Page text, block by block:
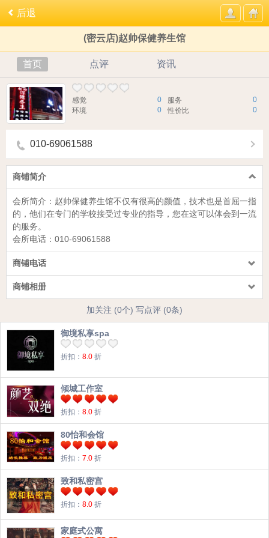
后退
(密云店)赵帅保健养生馆
首页 点评 资讯
0
感觉 0
服务
0
环境 0
性价比
010-69061588
商铺简介
会所简介： 赵帅保健养生馆不仅有很高的颜值，技术也是首屈一指
的，他们在专门的学校接受过专业的指导，您在这可以体会到一流
的服务。
会所电话： 010-69061588
商铺电话
商铺相册
加关注 (0个) 写点评 (0条)
御境私享spa
折扣： 8.0 折
倾城工作室
折扣： 8.0 折
80怡和会馆
折扣： 7.0 折
致和私密宫
折扣： 8.0 折
家庭式公寓